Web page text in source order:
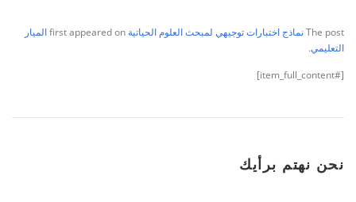
The postنماذج اختبارات توجيهي لمبحث العلوم الحياتية
الميار
التعليمي.
[#item_full_content]
نحن نهتم برأيك